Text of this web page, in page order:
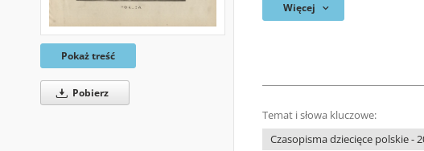
Pokaż treść
Pobierz
Więcej
Temat i słowa kluczowe:
Czasopisma dziecięce polskie -